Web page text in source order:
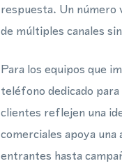
respuesta. Un
de múltiples canales
Para los equipos que
teléfono dedicado
clientes reflejen una
comerciales apoya
entrantes hasta